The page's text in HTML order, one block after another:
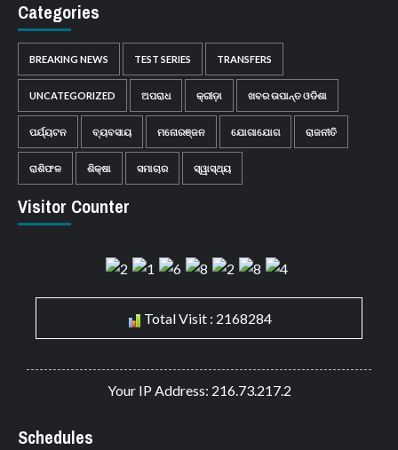
Categories
BREAKING NEWS TEST SERIES TRANSFERS
UNCATEGORIZED ଅପରାଧ କ୍ରୀଡ଼ା ଖବର ଉପାନ୍ତ ଓଡିଶା
ପର୍ଯ୍ୟଟନ ବ୍ୟବସାୟ ମନୋରଞ୍ଜନ ଯୋଗାଯୋଗ ରାଜନୀତି
ରାଶିଫଳ ଶିକ୍ଷା ସମାଚାର ସ୍ୱାସ୍ଥ୍ୟ
Visitor Counter
Total Visit : 2168284
Your IP Address: 216.73.217.2
Schedules